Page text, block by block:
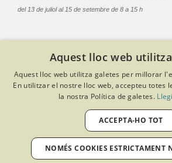
del 13 de juliol al 15 de setembre de 8 a 15 h
Criteris de privacitat
Política de cookies
Política de
Desenvolupat amb
Aquest lloc web
Aquest lloc web utilitza galetes per millorar
En utilitzar el nostre lloc web, accepteu totes
la nostra Política de galetes.
ACCEPTA-HO TOT
NOMÉS COOKIES ESTRICTAMENT